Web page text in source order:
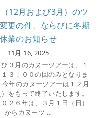
12月および3月）のツ
更の件、ならびに冬期
休業のお知らせ
11月 16, 2025
３月のカヌーツアーは、１
３：００の回のみとなりま
年のカヌーツアーは１２月
をもって終了いたします。
２６年は、３月１日（日）
からカヌーツ …